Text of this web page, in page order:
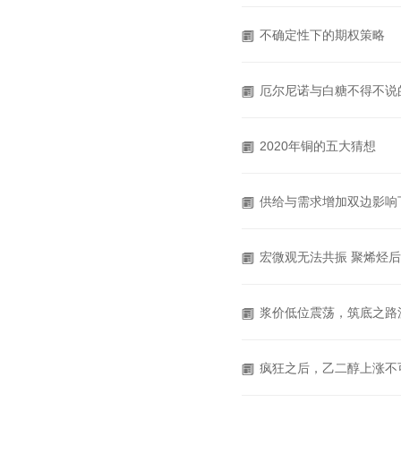
不确定性下的期权策略
厄尔尼诺与白糖不得不说
2020年铜的五大猜想
供给与需求增加双边影
宏微观无法共振 聚烯烃
浆价低位震荡，筑底之路
疯狂之后，乙二醇上涨不